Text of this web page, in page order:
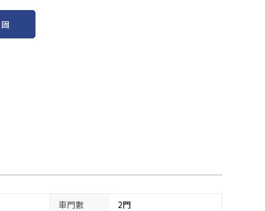
車門數
2門